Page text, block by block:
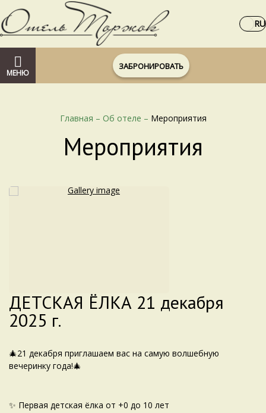
RU
МЕНЮ
ЗАБРОНИРОВАТЬ
Главная – Об отеле – Мероприятия
Мероприятия
ДЕТСКАЯ ЁЛКА 21 декабря
2025 г.
🎄21 декабря приглашаем вас на самую волшебную
вечеринку года!🎄
✨ Первая детская ёлка от +0 до 10 лет